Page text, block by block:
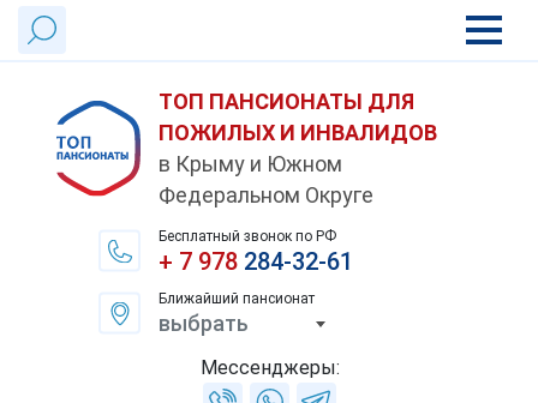
ТОП ПАНСИОНАТЫ ДЛЯ
ПОЖИЛЫХ И ИНВАЛИДОВ
в Крыму и Южном
Федеральном Округе
Бесплатный звонок по РФ
+ 7 978284-32-61
Ближайший пансионат
выбрать
Мессенджеры: